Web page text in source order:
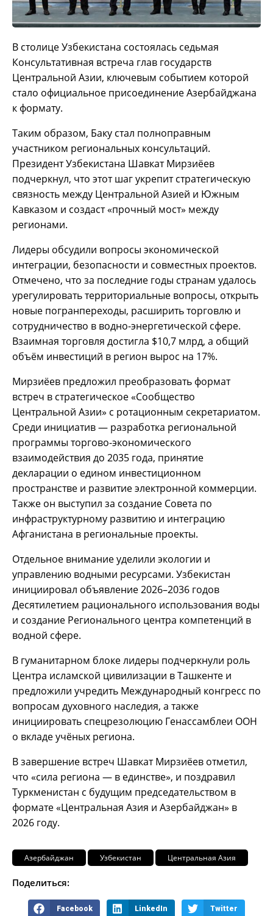
В столице Узбекистана состоялась седьмая
Консультативная встреча глав государств
Центральной Азии, ключевым событием которой
стало официальное присоединение Азербайджана
к формату.
Таким образом, Баку стал полноправным
участником региональных консультаций.
Президент Узбекистана Шавкат Мирзиёев
подчеркнул, что этот шаг укрепит стратегическую
связность между Центральной Азией и Южным
Кавказом и создаст «прочный мост» между
регионами.
Лидеры обсудили вопросы экономической
интеграции, безопасности и совместных проектов.
Отмечено, что за последние годы странам удалось
урегулировать территориальные вопросы, открыть
новые погранпереходы, расширить торговлю и
сотрудничество в водно-энергетической сфере.
Взаимная торговля достигла $10,7 млрд, а общий
объём инвестиций в регион вырос на 17%.
Мирзиёев предложил преобразовать формат
встреч в стратегическое «Сообщество
Центральной Азии» с ротационным секретариатом.
Среди инициатив — разработка региональной
программы торгово-экономического
взаимодействия до 2035 года, принятие
декларации о едином инвестиционном
пространстве и развитие электронной коммерции.
Также он выступил за создание Совета по
инфраструктурному развитию и интеграцию
Афганистана в региональные проекты.
Отдельное внимание уделили экологии и
управлению водными ресурсами. Узбекистан
инициировал объявление 2026–2036 годов
Десятилетием рационального использования воды
и создание Регионального центра компетенций в
водной сфере.
В гуманитарном блоке лидеры подчеркнули роль
Центра исламской цивилизации в Ташкенте и
предложили учредить Международный конгресс по
вопросам духовного наследия, а также
инициировать спецрезолюцию Генассамблеи ООН
о вкладе учёных региона.
В завершение встреч Шавкат Мирзиёев отметил,
что «сила региона — в единстве», и поздравил
Туркменистан с будущим председательством в
формате «Центральная Азия и Азербайджан» в
2026 году.
Азербайджан Узбекистан Центральная Азия
Поделиться:
Facebook LinkedIn Twitter